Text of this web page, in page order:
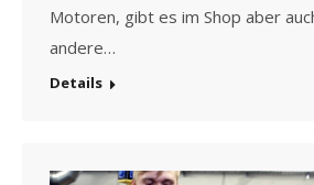
Motoren, gibt es im Shop aber
andere…
Details